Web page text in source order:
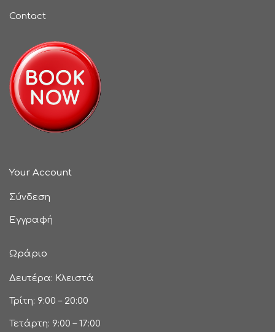
Contact
Your Account
Σύνδεση
Εγγραφή
Ωράριο
Δευτέρα: Κλειστά
Τρίτη: 9:00 – 20:00
Τετάρτη: 9:00 – 17:00